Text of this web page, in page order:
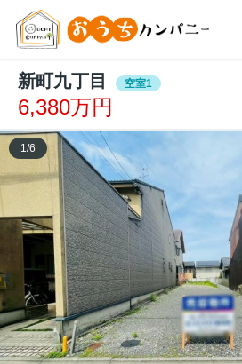
新町九丁目 空室1
6,380万円
1 /6